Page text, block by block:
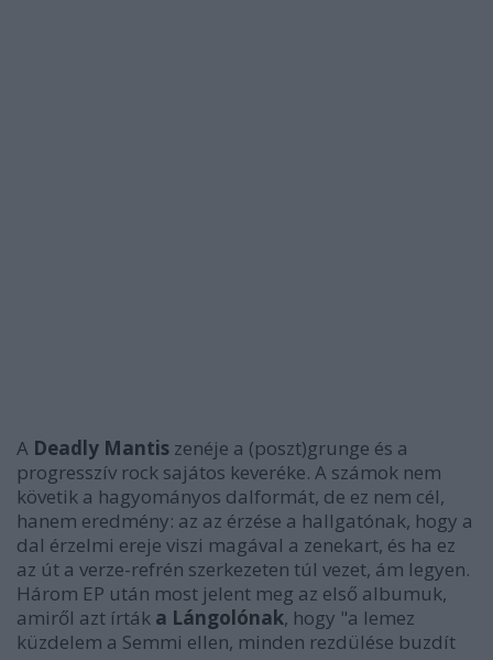
A Deadly Mantis zenéje a (poszt)grunge és a
progresszív rock sajátos keveréke. A számok nem
követik a hagyományos dalformát, de ez nem cél,
hanem eredmény: az az érzése a hallgatónak, hogy a
dal érzelmi ereje viszi magával a zenekart, és ha ez
az út a verze-refrén szerkezeten túl vezet, ám legyen.
Három EP után most jelent meg az első albumuk,
amiről azt írták a Lángolónak, hogy "a lemez
küzdelem a Semmi ellen, minden rezdülése buzdít